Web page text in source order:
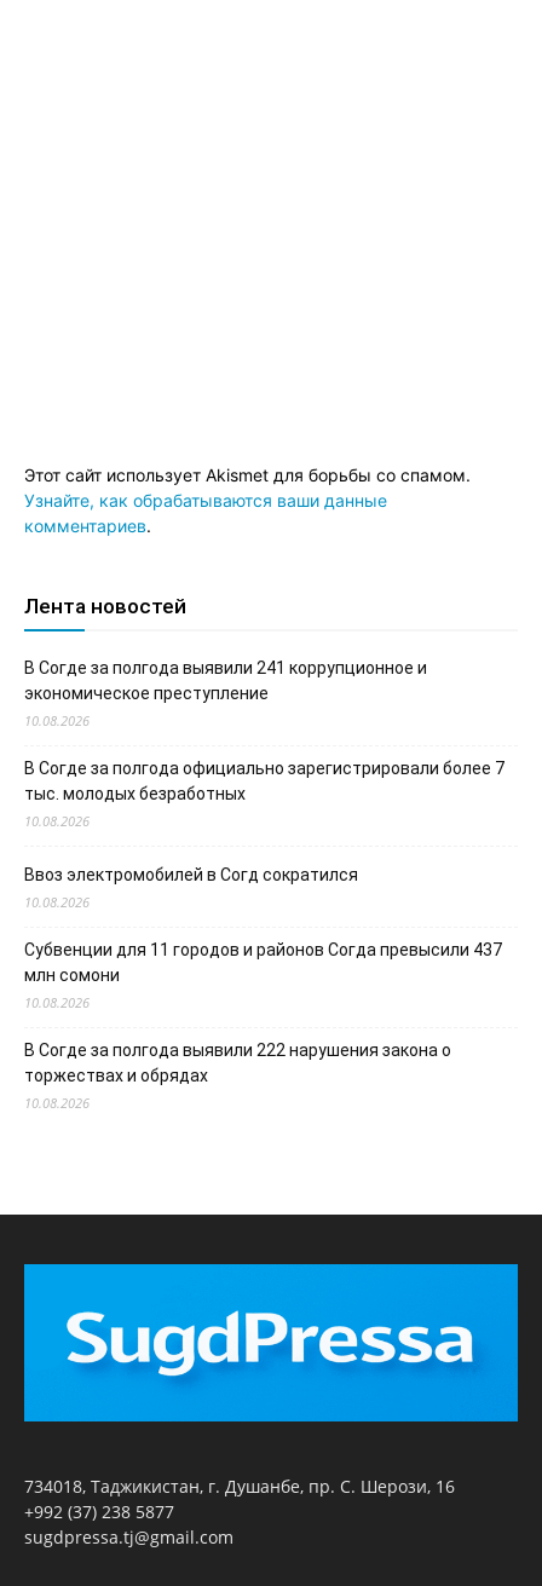
Этот сайт использует Akismet для борьбы со спамом.
Узнайте, как обрабатываются ваши данные
комментариев.
Лента новостей
В Согде за полгода выявили 241 коррупционное и
экономическое преступление
10.08.2026
В Согде за полгода официально зарегистрировали более 7
тыс. молодых безработных
10.08.2026
Ввоз электромобилей в Согд сократился
10.08.2026
Субвенции для 11 городов и районов Согда превысили 437
млн сомони
10.08.2026
В Согде за полгода выявили 222 нарушения закона о
торжествах и обрядах
10.08.2026
734018, Таджикистан, г. Душанбе, пр. С. Шерози, 16
+992 (37) 238 5877
sugdpressa.tj@gmail.com